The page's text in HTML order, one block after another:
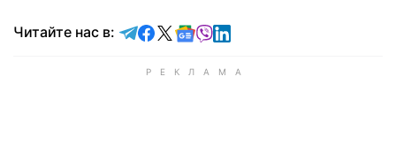
Читайте нас в: Читайте в Telegram
Читайте в Facebook
Читайте в X
Читайте в Google news
Читайте в Viber
Читайте в LinkedIn